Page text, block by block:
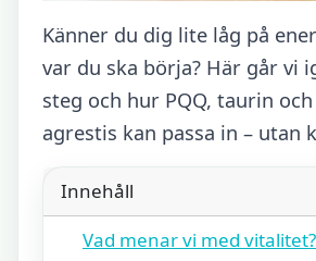
Känner du dig lite låg på
var du ska börja? Här går vi
steg och hur PQQ, taurin och
agrestis kan passa in – utan
Innehåll
Vad menar vi med vitalitet?